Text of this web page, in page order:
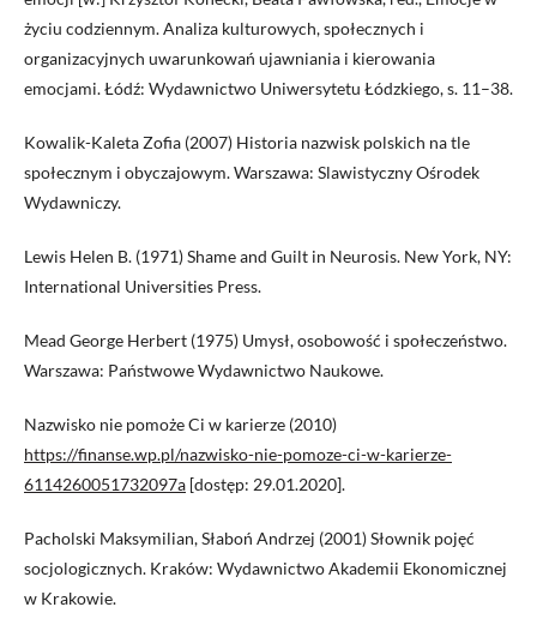
życiu codziennym. Analiza kulturowych, społecznych i
organizacyjnych uwarunkowań ujawniania i kierowania
emocjami. Łódź: Wydawnictwo Uniwersytetu Łódzkiego, s. 11–38.
Kowalik-Kaleta Zofia (2007) Historia nazwisk polskich na tle
społecznym i obyczajowym. Warszawa: Slawistyczny Ośrodek
Wydawniczy.
Lewis Helen B. (1971) Shame and Guilt in Neurosis. New York, NY:
International Universities Press.
Mead George Herbert (1975) Umysł, osobowość i społeczeństwo.
Warszawa: Państwowe Wydawnictwo Naukowe.
Nazwisko nie pomoże Ci w karierze (2010)
https://finanse.wp.pl/nazwisko-nie-pomoze-ci-w-karierze-
6114260051732097a [dostęp: 29.01.2020].
Pacholski Maksymilian, Słaboń Andrzej (2001) Słownik pojęć
socjologicznych. Kraków: Wydawnictwo Akademii Ekonomicznej
w Krakowie.